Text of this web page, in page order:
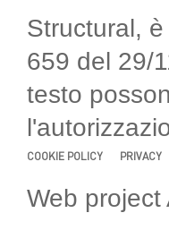
Structural,
659 del 29/
testo
COOKIE POLICY PRIVACY
Web project